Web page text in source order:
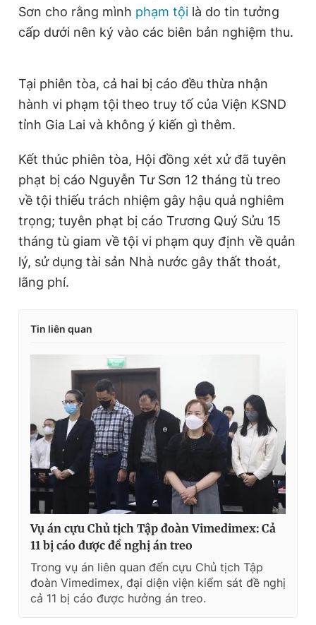
Sơn cho rằng mình phạm tội là do tin tưởng
cấp dưới nên ký vào các biên bản nghiệm thu.
Tại phiên tòa, cả hai bị cáo đều thừa nhận
hành vi phạm tội theo truy tố của Viện KSND
tỉnh Gia Lai và không ý kiến gì thêm.
Kết thúc phiên tòa, Hội đồng xét xử đã tuyên
phạt bị cáo Nguyễn Tư Sơn 12 tháng tù treo
về tội thiếu trách nhiệm gây hậu quả nghiêm
trọng; tuyên phạt bị cáo Trương Quý Sửu 15
tháng tù giam về tội vi phạm quy định về quản
lý, sử dụng tài sản Nhà nước gây thất thoát,
lãng phí.
Tin liên quan
Vụ án cựu Chủ tịch Tập đoàn Vimedimex: Cả
11 bị cáo được đề nghị án treo
Trong vụ án liên quan đến cựu Chủ tịch Tập
đoàn Vimedimex, đại diện viện kiểm sát đề nghị
cả 11 bị cáo được hưởng án treo.